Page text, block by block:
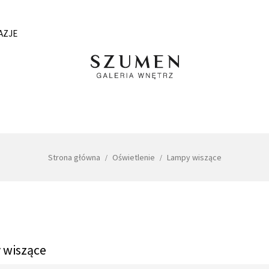
Strona główna Oświetlenie Lampy wiszące